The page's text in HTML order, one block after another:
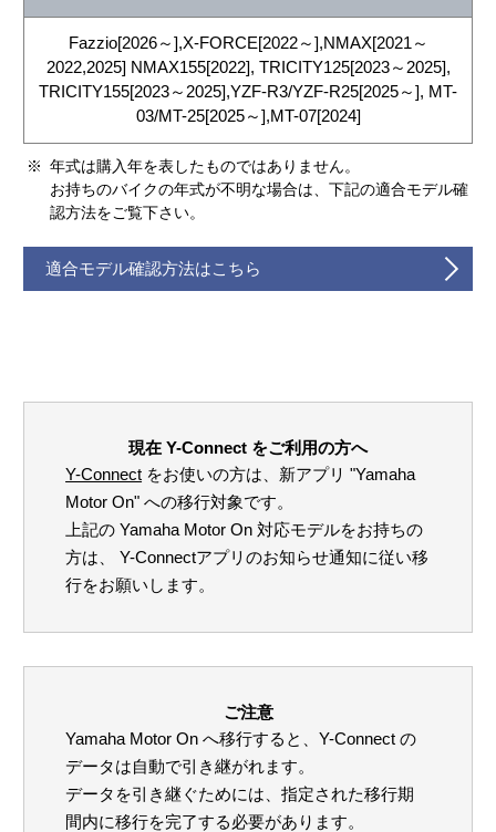
Fazzio[2026～],X-FORCE[2022～],NMAX[2021～
2022,2025] NMAX155[2022], TRICITY125[2023～2025],
TRICITY155[2023～2025],YZF-R3/YZF-R25[2025～], MT-
03/MT-25[2025～],MT-07[2024]
※ 年式は購入年を表したものではありません。
お持ちのバイクの年式が不明な場合は、下記の適合モデル確
認方法をご覧下さい。
適合モデル確認方法はこちら
現在 Y-Connect をご利用の方へ
Y-Connect をお使いの方は、新アプリ "Yamaha
Motor On" への移行対象です。
上記の Yamaha Motor On 対応モデルをお持ちの
方は、 Y-Connectアプリのお知らせ通知に従い移
行をお願いします。
ご注意
Yamaha Motor On へ移行すると、Y-Connect の
データは自動で引き継がれます。
データを引き継ぐためには、指定された移行期
間内に移行を完了する必要があります。